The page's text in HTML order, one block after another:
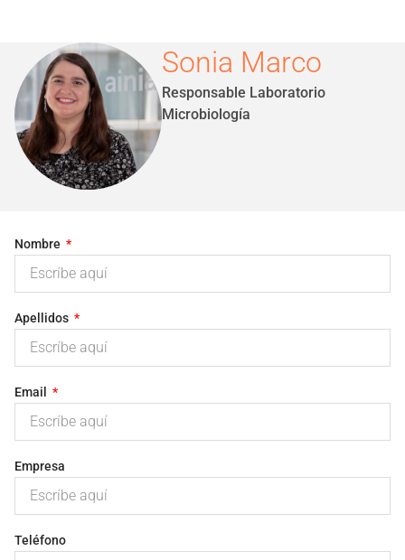
Sonia Marco
Responsable Laboratorio
Microbiología
Nombre
Apellidos
Email
Empresa
Teléfono